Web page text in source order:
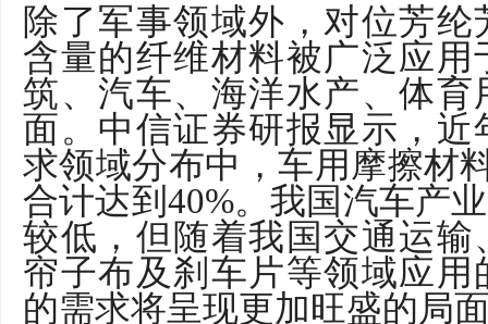
除了军事领域外，对位芳
含量的纤维材料被广泛应
筑、汽车、海洋水产、体
面。中信证券研报显示，
求领域分布中，车用摩擦材
合计达到 40%。我国汽车产
较低，但随着我国交通运
帘子布及刹车片等领域应
的需求将呈现更加旺盛的局